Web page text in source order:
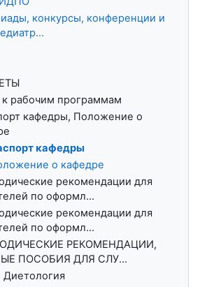
конкурсы, конференции и
рабочим программам
кафедры, Положение о
кафедры
о кафедре
рекомендации для
по оформл...
рекомендации для
по оформл...
РЕКОМЕНДАЦИИ,
ПОСОБИЯ ДЛЯ СЛУ...